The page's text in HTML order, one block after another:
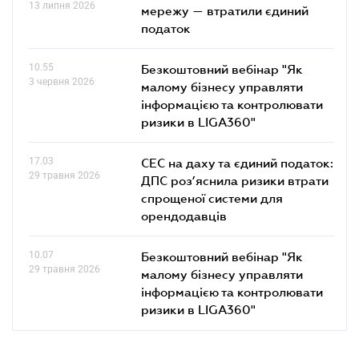
13 липня 2026
мережу — втратили єдиний
податок
10.55
3 червня 2026
Безкоштовний вебінар "Як
малому бізнесу управляти
інформацією та контролювати
ризики в LIGA360"
17.03
29 травня 2026
СЕС на даху та єдиний податок:
ДПС роз’яснила ризики втрати
спрощеної системи для
орендодавців
10.07
29 травня 2026
Безкоштовний вебінар "Як
малому бізнесу управляти
інформацією та контролювати
ризики в LIGA360"